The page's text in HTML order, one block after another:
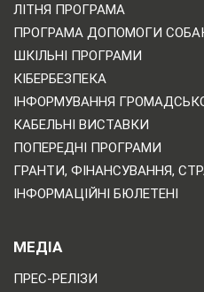
ЛІТНЯ ПРОГРАМА
ПРОГРАМА ДОПОМОГИ
ШКІЛЬНІ ПРОГРАМИ
КІБЕРБЕЗПЕКА
ІНФОРМУВАННЯ
КАБЕЛЬНІ ВИСТАВКИ
ПОПЕРЕДНІ ПРОГРАМИ
ГРАНТИ, ФІНАНСУВАННЯ,
ІНФОРМАЦІЙНІ БЮЛЕТЕНІ
МЕДІА
ПРЕС-РЕЛІЗИ